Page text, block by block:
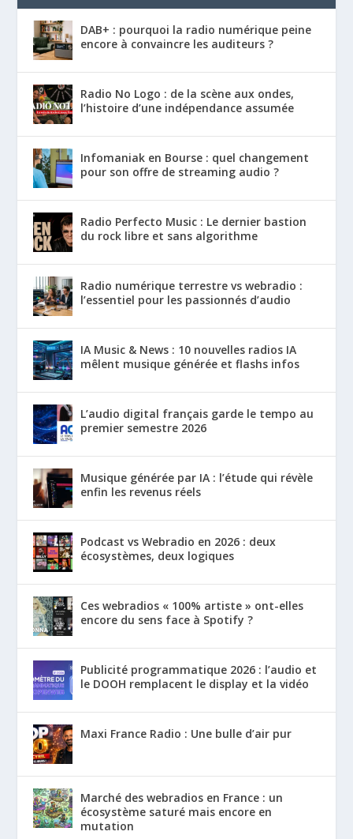
DAB+ : pourquoi la radio numérique peine
encore à convaincre les auditeurs ?
Radio No Logo : de la scène aux ondes,
l’histoire d’une indépendance assumée
Infomaniak en Bourse : quel changement
pour son offre de streaming audio ?
Radio Perfecto Music : Le dernier bastion
du rock libre et sans algorithme
Radio numérique terrestre vs webradio :
l’essentiel pour les passionnés d’audio
IA Music & News : 10 nouvelles radios IA
mêlent musique générée et flashs infos
L’audio digital français garde le tempo au
premier semestre 2026
Musique générée par IA : l’étude qui révèle
enfin les revenus réels
Podcast vs Webradio en 2026 : deux
écosystèmes, deux logiques
Ces webradios « 100% artiste » ont-elles
encore du sens face à Spotify ?
Publicité programmatique 2026 : l’audio et
le DOOH remplacent le display et la vidéo
Maxi France Radio : Une bulle d’air pur
Marché des webradios en France : un
écosystème saturé mais encore en
mutation